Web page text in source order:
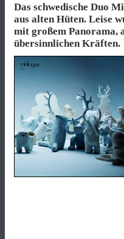
Das schwedische Duo
aus alten Hüten. Leise
mit großem Panorama,
übersinnlichen Kräften.